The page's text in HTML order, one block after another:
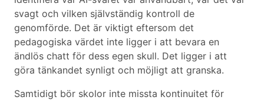
svagt och vilken självständig kontroll de
genomförde. Det är viktigt eftersom det
pedagogiska värdet inte ligger i att bevara en
ändlös chatt för dess egen skull. Det ligger i att
göra tänkandet synligt och möjligt att granska.
Samtidigt bör skolor inte missta kontinuitet för